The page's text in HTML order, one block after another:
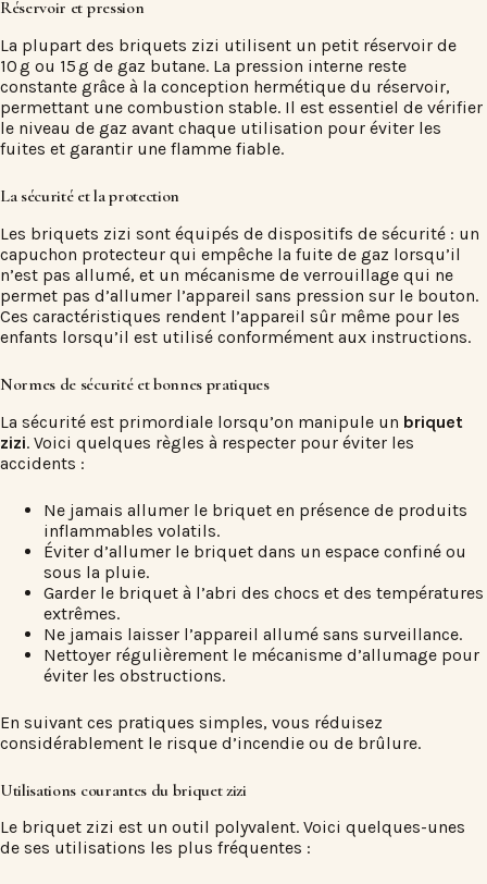
Réservoir et pression
La plupart des briquets zizi utilisent un petit réservoir de
10 g ou 15 g de gaz butane. La pression interne reste
constante grâce à la conception hermétique du réservoir,
permettant une combustion stable. Il est essentiel de vérifier
le niveau de gaz avant chaque utilisation pour éviter les
fuites et garantir une flamme fiable.
La sécurité et la protection
Les briquets zizi sont équipés de dispositifs de sécurité : un
capuchon protecteur qui empêche la fuite de gaz lorsqu’il
n’est pas allumé, et un mécanisme de verrouillage qui ne
permet pas d’allumer l’appareil sans pression sur le bouton.
Ces caractéristiques rendent l’appareil sûr même pour les
enfants lorsqu’il est utilisé conformément aux instructions.
Normes de sécurité et bonnes pratiques
La sécurité est primordiale lorsqu’on manipule un briquet
zizi. Voici quelques règles à respecter pour éviter les
accidents :
Ne jamais allumer le briquet en présence de produits
inflammables volatils.
Éviter d’allumer le briquet dans un espace confiné ou
sous la pluie.
Garder le briquet à l’abri des chocs et des températures
extrêmes.
Ne jamais laisser l’appareil allumé sans surveillance.
Nettoyer régulièrement le mécanisme d’allumage pour
éviter les obstructions.
En suivant ces pratiques simples, vous réduisez
considérablement le risque d’incendie ou de brûlure.
Utilisations courantes du briquet zizi
Le briquet zizi est un outil polyvalent. Voici quelques-unes
de ses utilisations les plus fréquentes :